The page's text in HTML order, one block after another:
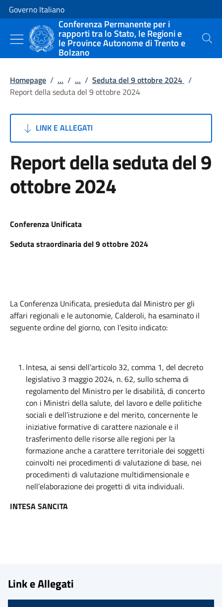
Vai al contenuto
Vai alla navigazione del sito
Governo Italiano
Conferenza Permanente per i
rapporti tra lo Stato, le Regioni e
le Province Autonome di Trento e
Bolzano
Cerca
Homepage / ... / ... / Seduta del 9 ottobre 2024 /
Report della seduta del 9 ottobre 2024
LINK E ALLEGATI
Report della seduta del 9
ottobre 2024
Conferenza Unificata
Seduta straordinaria del 9 ottobre 2024
La Conferenza Unificata, presieduta dal Ministro per gli
affari regionali e le autonomie, Calderoli, ha esaminato il
seguente ordine del giorno, con l’esito indicato:
Intesa, ai sensi dell’articolo 32, comma 1, del decreto
legislativo 3 maggio 2024, n. 62, sullo schema di
regolamento del Ministro per le disabilità, di concerto
con i Ministri della salute, del lavoro e delle politiche
sociali e dell’istruzione e del merito, concernente le
iniziative formative di carattere nazionale e il
trasferimento delle risorse alle regioni per la
formazione anche a carattere territoriale dei soggetti
coinvolti nei procedimenti di valutazione di base, nei
procedimenti di valutazione multidimensionale e
nell’elaborazione dei progetti di vita individuali.
INTESA SANCITA
Link e Allegati